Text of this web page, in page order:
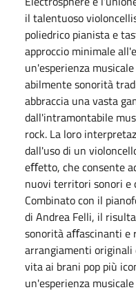
il talentuoso
poliedrico pianista e
approccio minimale
un'esperienza
abilmente sonorità
abbraccia una vasta
dall'intramontabile
rock. La loro
dall'uso di un
eﬀetto, che consente
nuovi territori sonori e
Combinato con il
di Andrea Felli, il
sonorità aﬀascinanti e
arrangiamenti originali
vita ai brani pop più
un'esperienza